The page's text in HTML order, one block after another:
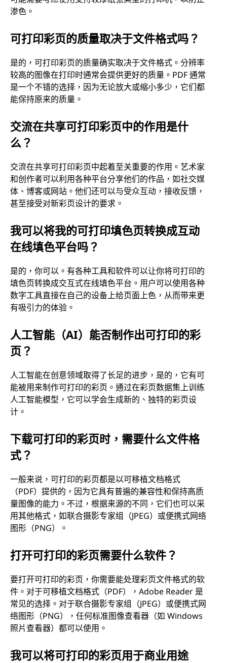
渗色。
可打印彩页的质量取决于文件格式吗？
是的，可打印彩页的质量确实取决于文件格式。分辨率
较高的图像在打印时通常会提供更好的质量。PDF 通常
是一个不错的选择，因为无论放大或缩小多少，它们都
能保持原来的质量。
交流在共享可打印彩页中的作用是什
么？
交流在共享可打印彩页中起着至关重要的作用。艺术家
和创作者可以利用各种平台分享他们的作品，如社交媒
体、博客或网站。他们还可以与受众互动，接收反馈，
甚至接受对新彩页设计的要求。
我可以将我的可打印填色页转换成互动
在线填色平台吗？
是的，你可以。有各种工具和软件可以让你将可打印的
填色页转换成交互式在线填色平台。用户可以使用各种
数字工具直接在自己的设备上给页面上色，从而带来更
有吸引力的体验。
人工智能（AI）能否制作出可打印的彩
页？
人工智能在创意领域取得了长足的进步，是的，它有可
能被用来制作可打印的彩页。通过在彩页数据集上训练
人工智能模型，它可以学会生成新的、独特的彩页设
计。
下载可打印的彩页时，需要什么文件格
式？
一般来说，可打印的彩页都是以可移植文档格式
（PDF）提供的，因为它具有普遍的兼容性和保持高质
量图像的能力。不过，根据来源的不同，它们也可以采
用其他格式，如联合摄影专家组（JPEG）或便携式网络
图形（PNG）。
打开可打印的彩页需要什么软件？
要打开可打印的彩页，你需要能处理彩页文件格式的软
件。对于可移植文档格式（PDF），Adobe Reader 是
常见的选择。对于联合摄影专家组（JPEG）或便携式网
络图形（PNG），任何标准图像查看器（如 Windows
照片查看器）都可以使用。
我可以将可打印的彩页用于商业用途